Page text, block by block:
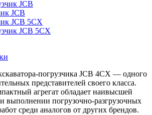
JCB
JCB 5CX
погрузчика JCB 4CX — одного
представителей своего класса.
агрегат обладает наивысшей
выполнении погрузочно-разгрузочных
среди аналогов от других брендов.